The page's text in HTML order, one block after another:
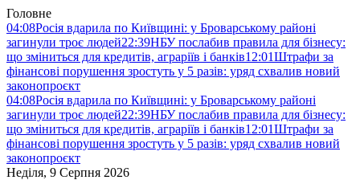
Головне
04:08Росія вдарила по Київщині: у Броварському районі
загинули троє людей22:39НБУ послабив правила для бізнесу:
що зміниться для кредитів, аграріїв і банків12:01Штрафи за
фінансові порушення зростуть у 5 разів: уряд схвалив новий
законопроєкт
04:08Росія вдарила по Київщині: у Броварському районі
загинули троє людей22:39НБУ послабив правила для бізнесу:
що зміниться для кредитів, аграріїв і банків12:01Штрафи за
фінансові порушення зростуть у 5 разів: уряд схвалив новий
законопроєкт
Неділя, 9 Серпня 2026